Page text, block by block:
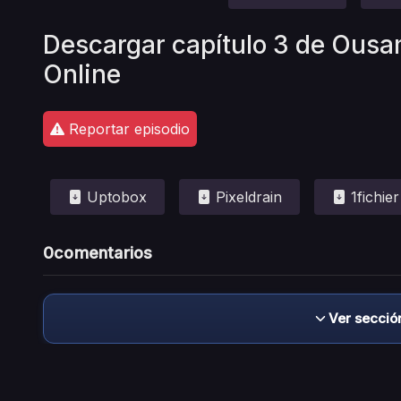
Descargar capítulo 3 de
Online
Reportar episodio
Uptobox Pixeldrain 1fichier
0comentarios
Ver